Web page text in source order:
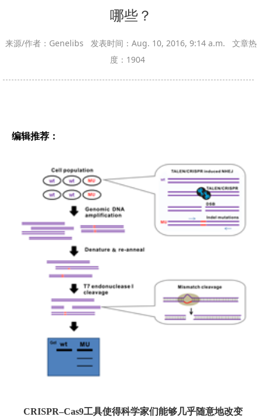
哪些？
来源/作者：Genelibs 发表时间：Aug. 10, 2016, 9:14 a.m. 文章热
度：1904
编辑推荐：
CRISPR–Cas9工具使得科学家们能够几乎随意地改变